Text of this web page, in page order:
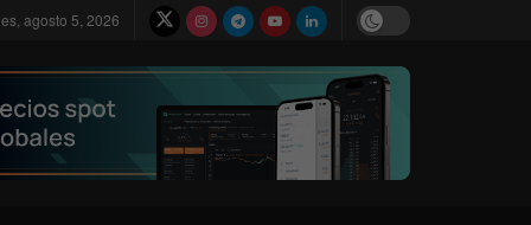
agosto 5, 2026